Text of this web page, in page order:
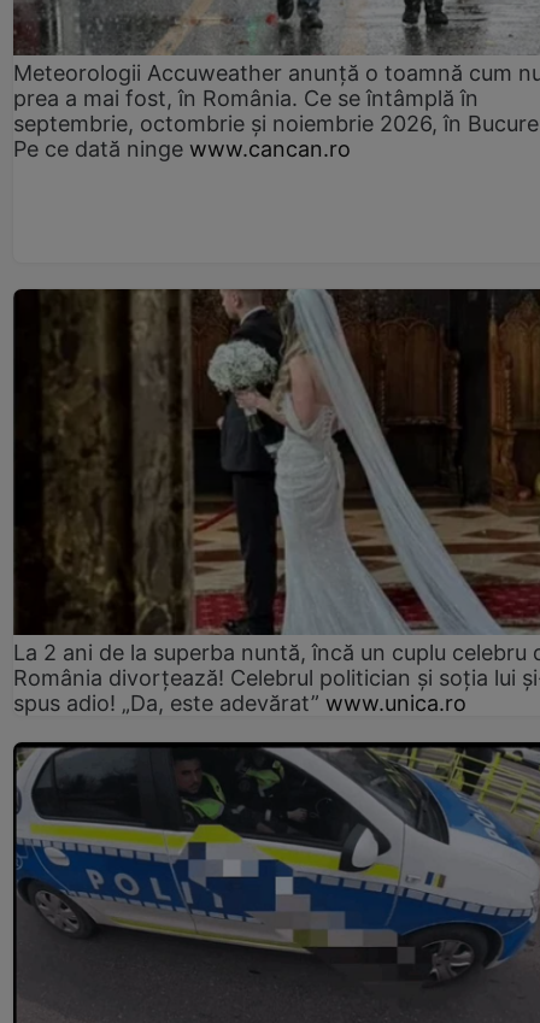
Meteorologii Accuweather anunță o toamnă cum
prea a mai fost, în România. Ce se întâmplă în
septembrie, octombrie și noiembrie 2026, în
Pe ce dată ninge www.cancan.ro
La 2 ani de la superba nuntă, încă un cuplu celebru
România divorțează! Celebrul politician și soția lui
spus adio! „Da, este adevărat” www.unica.ro